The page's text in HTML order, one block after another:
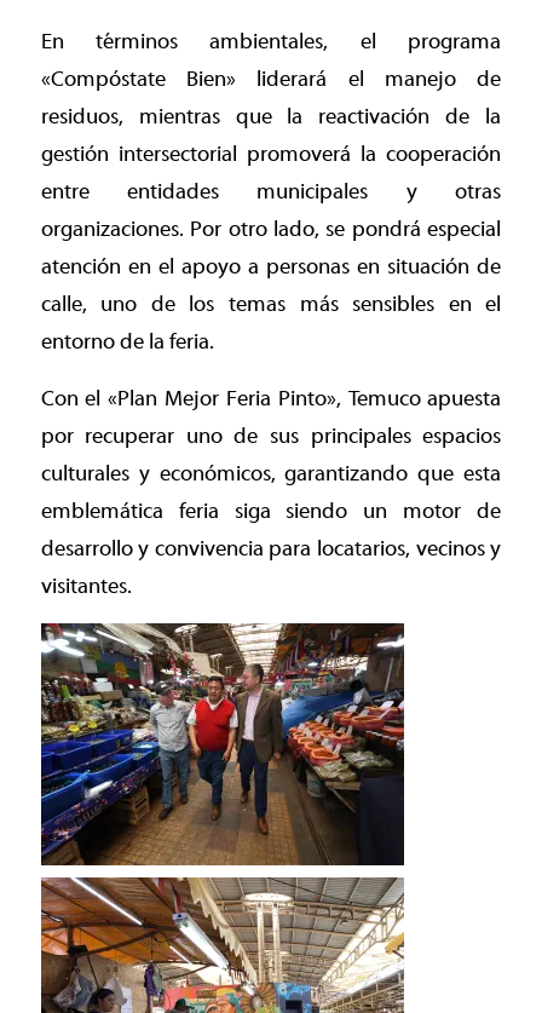
En términos ambientales, el programa
«Compóstate Bien» liderará el manejo de
residuos, mientras que la reactivación de la
gestión intersectorial promoverá la cooperación
entre entidades municipales y otras
organizaciones. Por otro lado, se pondrá especial
atención en el apoyo a personas en situación de
calle, uno de los temas más sensibles en el
entorno de la feria.
Con el «Plan Mejor Feria Pinto», Temuco apuesta
por recuperar uno de sus principales espacios
culturales y económicos, garantizando que esta
emblemática feria siga siendo un motor de
desarrollo y convivencia para locatarios, vecinos y
visitantes.